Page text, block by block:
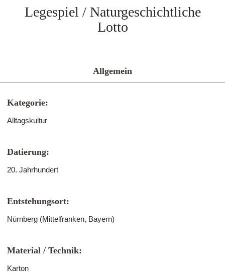
Legespiel / Naturgeschichtliche
Lotto
Allgemein
Kategorie:
Alltagskultur
Datierung:
20. Jahrhundert
Entstehungsort:
Nürnberg (Mittelfranken, Bayern)
Material / Technik:
Karton